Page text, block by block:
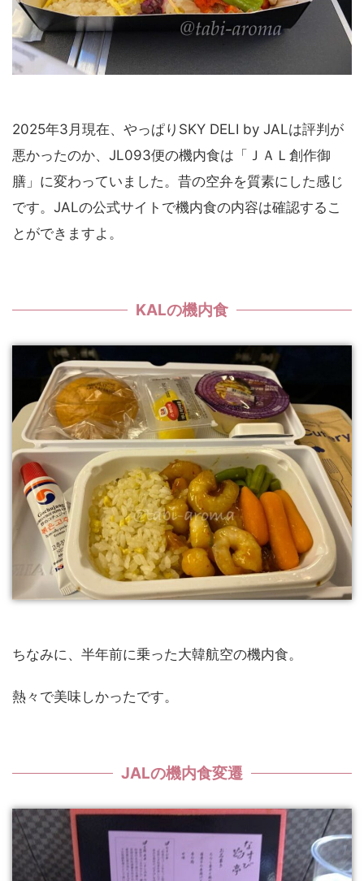
2025年3月現在、やっぱりSKY DELI by JALは評判が
悪かったのか、JL093便の機内食は「ＪＡＬ創作御
膳」に変わっていました。昔の空弁を質素にした感じ
です。JALの公式サイトで機内食の内容は確認するこ
とができますよ。
KALの機内食
ちなみに、半年前に乗った大韓航空の機内食。
熱々で美味しかったです。
JALの機内食変遷